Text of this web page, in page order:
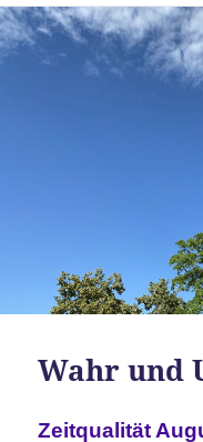
Wahr und
Zeitqualität